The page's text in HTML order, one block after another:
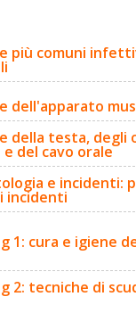
più comuni
dell'apparato
della testa, degli
del cavo orale
e incidenti:
incidenti
1: cura e igiene
2: tecniche di